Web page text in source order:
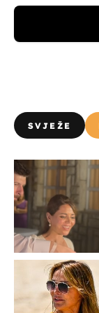
SVJEŽE